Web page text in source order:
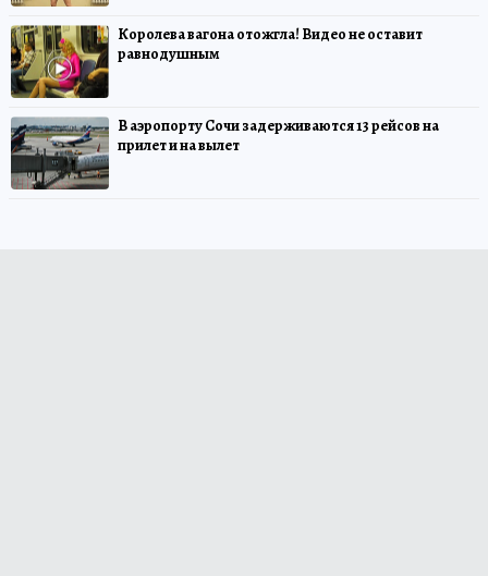
Королева вагона отожгла! Видео не оставит
равнодушным
В аэропорту Сочи задерживаются 13 рейсов на
прилет и на вылет